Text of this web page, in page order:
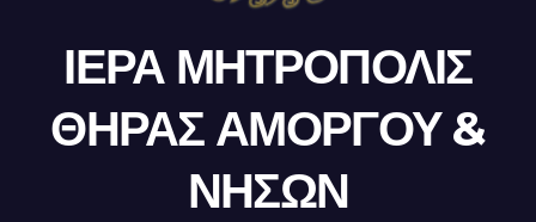
ΙΕΡΑ ΜΗΤΡΟΠΟΛΙΣ
ΘΗΡΑΣ ΑΜΟΡΓΟΥ &
ΝΗΣΩΝ